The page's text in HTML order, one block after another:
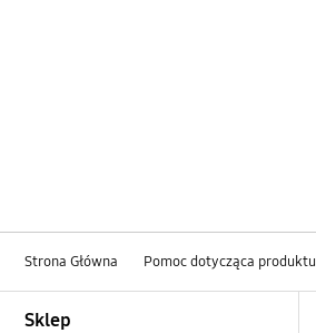
Strona Główna Pomoc dotycząca produktu
Sklep